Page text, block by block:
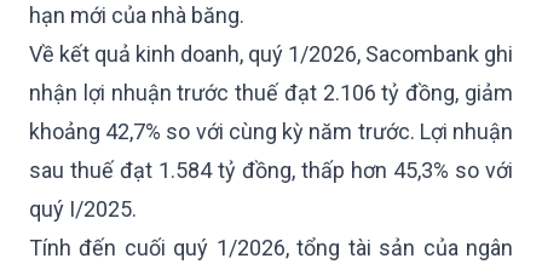
hạn mới của nhà băng.
Về kết quả kinh doanh, quý 1/2026, Sacombank ghi
nhận lợi nhuận trước thuế đạt 2.106 tỷ đồng, giảm
khoảng 42,7% so với cùng kỳ năm trước. Lợi nhuận
sau thuế đạt 1.584 tỷ đồng, thấp hơn 45,3% so với
quý I/2025.
Tính đến cuối quý 1/2026, tổng tài sản của ngân